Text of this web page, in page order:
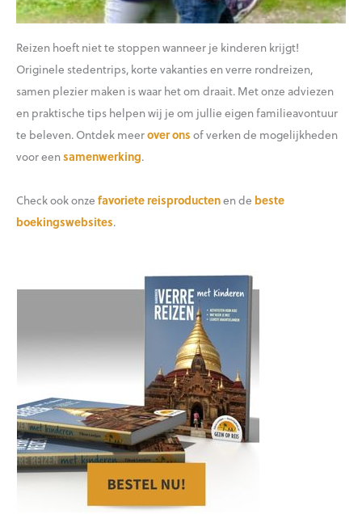
Reizen hoeft niet te stoppen wanneer je kinderen krijgt!
Originele stedentrips, korte vakanties en verre rondreizen,
samen plezier maken is waar het om draait. Met onze adviezen
en praktische tips helpen wij je om jullie eigen familieavontuur
te beleven. Ontdek meerover onsof verken de mogelijkheden
voor eensamenwerking.
Check ook onzefavoriete reisproductenen de beste
boekingswebsites.